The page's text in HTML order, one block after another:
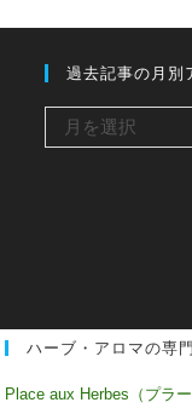
過去記事の月別
去
ア
月を選択
ハーブ・アロマの専
Place aux Herbes（プラ